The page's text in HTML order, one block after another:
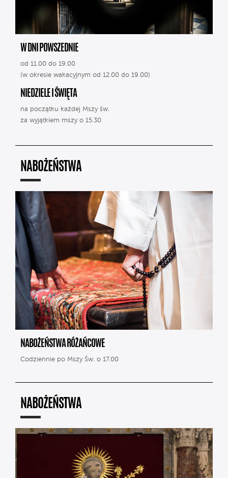
W DNI POWSZEDNIE
od 11.00 do 19.00
(w okresie wakacyjnym od 12.00 do 19.00)
NIEDZIELE I ŚWIĘTA
na początku każdej Mszy św.
za wyjątkiem mszy o 15.30
NABOŻEŃSTWA
NABOŻEŃSTWA RÓŻAŃCOWE
Codziennie po Mszy Św. o 17.00
NABOŻEŃSTWA